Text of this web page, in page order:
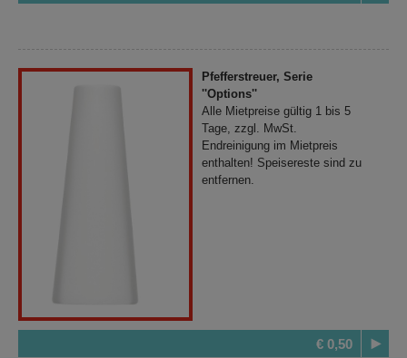
Pfefferstreuer, Serie
''Options''
Alle Mietpreise gültig 1 bis 5
Tage, zzgl. MwSt.
Endreinigung im Mietpreis
enthalten! Speisereste sind zu
entfernen.
€ 0,50